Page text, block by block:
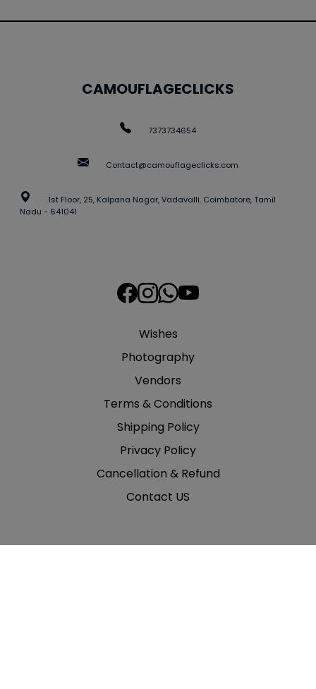
CAMOUFLAGECLICKS
7373734654
Contact@camouflageclicks.com
1st Floor, 25, Kalpana Nagar, Vadavalli. Coimbatore, Tamil
Nadu - 641041
Wishes
Photography
Vendors
Terms & Conditions
Shipping Policy
Privacy Policy
Cancellation & Refund
Contact US